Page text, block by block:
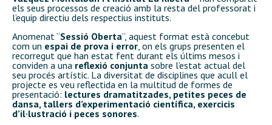
els seus processos de creació amb la resta del professorat i
l’equip directiu dels respectius instituts.
Anomenat “Sessió Oberta”, aquest format està concebut
com un espai de prova i error , on els grups presenten el
recorregut que han estat fent durant els últims mesos i
conviden a una reflexió conjunta sobre l’estat actual del
seu procés artístic. La diversitat de disciplines que acull el
projecte es veu reflectida en la multitud de formes de
presentació: lectures dramatitzades, petites peces de
dansa, tallers d’experimentació científica, exercicis
d’il·lustració i peces sonores.